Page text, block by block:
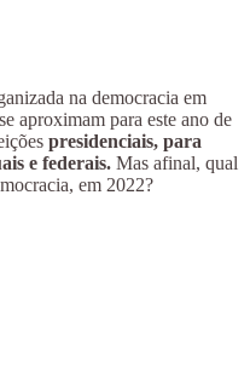
na democracia em
aproximam para este ano de
presidenciais, para
e federais. Mas afinal, qual
em 2022?